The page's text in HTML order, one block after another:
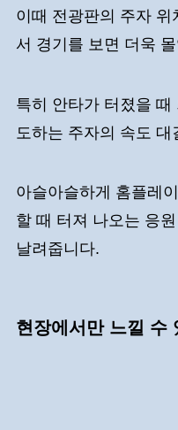
이때 전광판의 주자 위
서 경기를 보면 더욱
특히 안타가 터졌을
도하는 주자의 속도
아슬아슬하게 홈플레
할 때 터져 나오는 응
날려줍니다.
현장에서만 느낄 수